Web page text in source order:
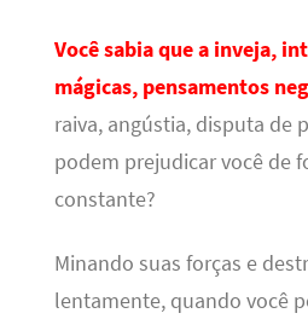
Você sabia que a inveja,
mágicas, pensamentos
raiva, angústia, disputa de
podem prejudicar você de
constante?
Minando suas forças e
lentamente, quando você